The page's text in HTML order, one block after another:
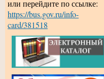
или перейдите по ссылке:
https://bus.gov.ru/info-
card/381518